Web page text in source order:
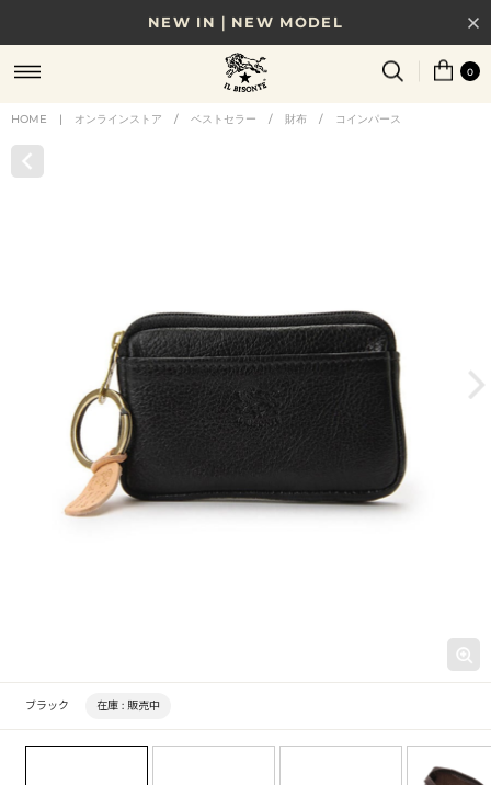
NEW IN｜NEW MODEL
8/17(月)10時まで｜税込11,000円以上で送料無料
贈る相手やシーンから選べる、新しいギフトガイド
0
HOME | オンラインストア / ベストセラー / 財布 / コインパース
ブラック 在庫 : 販売中